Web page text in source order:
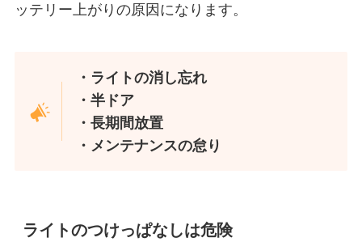
ッテリー上がりの原因になります。
・ライトの消し忘れ
・半ドア
・長期間放置
・メンテナンスの怠り
ライトのつけっぱなしは危険